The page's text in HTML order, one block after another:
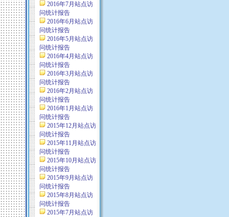
2016年7月站点访
问统计报告
2016年6月站点访
问统计报告
2016年5月站点访
问统计报告
2016年4月站点访
问统计报告
2016年3月站点访
问统计报告
2016年2月站点访
问统计报告
2016年1月站点访
问统计报告
2015年12月站点访
问统计报告
2015年11月站点访
问统计报告
2015年10月站点访
问统计报告
2015年9月站点访
问统计报告
2015年8月站点访
问统计报告
2015年7月站点访